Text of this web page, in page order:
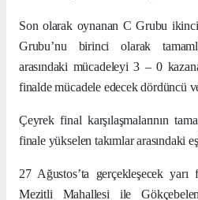
Son olarak oynanan C Grubu
Grubu’nu birinci olarak
arasındaki mücadeleyi 3 – 0
finalde mücadele edecek dördüncü
Çeyrek final karşılaşmalarının
finale yükselen takımlar arasındaki
27 Ağustos’ta gerçekleşecek yarı
Mezitli Mahallesi ile